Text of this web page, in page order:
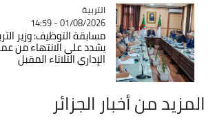
Catégorie
التربية
01/08/2026 - 14:59
مسابقة التوظيف: وزير
يشدد على الانتهاء من
الإداري الثلاثاء المقبل
المزيد من أخبار الجزائر